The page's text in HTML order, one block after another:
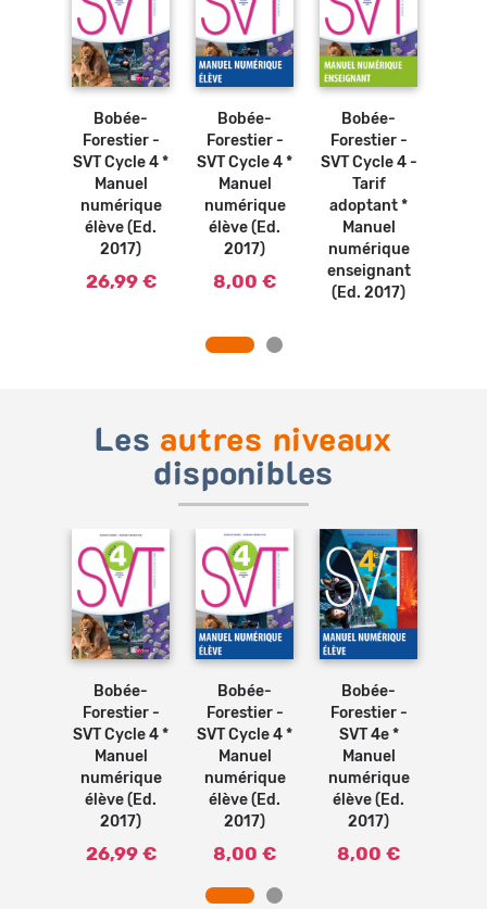
Bobée-
Forestier -
SVT Cycle 4 *
Manuel
numérique
élève (Ed.
2017)
26,99 €
Ajouter
au
Bobée-
Forestier -
SVT Cycle 4 *
Manuel
numérique
élève (Ed.
2017)
8,00 €
Bobée-
Forestier -
SVT Cycle 4 -
Tarif
adoptant *
Manuel
numérique
enseignant
(Ed. 2017)
Les autres niveaux
disponibles
Bobée-
Forestier -
SVT Cycle 4 *
Manuel
numérique
élève (Ed.
2017)
26,99 €
Ajouter
au
Bobée-
Forestier -
SVT Cycle 4 *
Manuel
numérique
élève (Ed.
2017)
8,00 €
Ajouter
au
Bobée-
Forestier -
SVT 4e *
Manuel
numérique
élève (Ed.
2017)
8,00 €